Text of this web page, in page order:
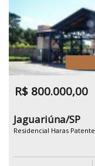
R$ 800.000,00
Jaguariúna/SP
Residencial Haras Patente